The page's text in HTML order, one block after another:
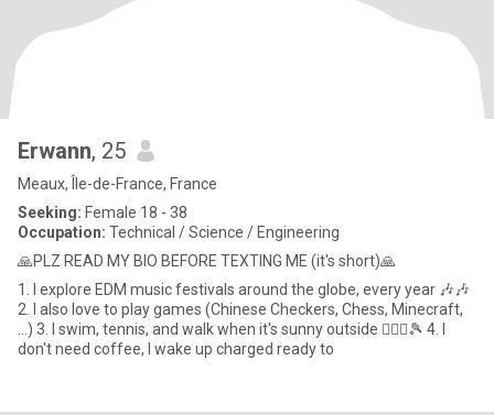
Erwann, 25
Meaux, Île-de-France, France
Seeking: Female 18 - 38
Occupation: Technical / Science / Engineering
🙏PLZ READ MY BIO BEFORE TEXTING ME (it's short)🙏
1. I explore EDM music festivals around the globe, every year 🎶🎶
2. I also love to play games (Chinese Checkers, Chess, Minecraft,
...) 3. I swim, tennis, and walk when it's sunny outside 🤽🏻‍♂️🎾 4. I
don't need coffee, I wake up charged ready to